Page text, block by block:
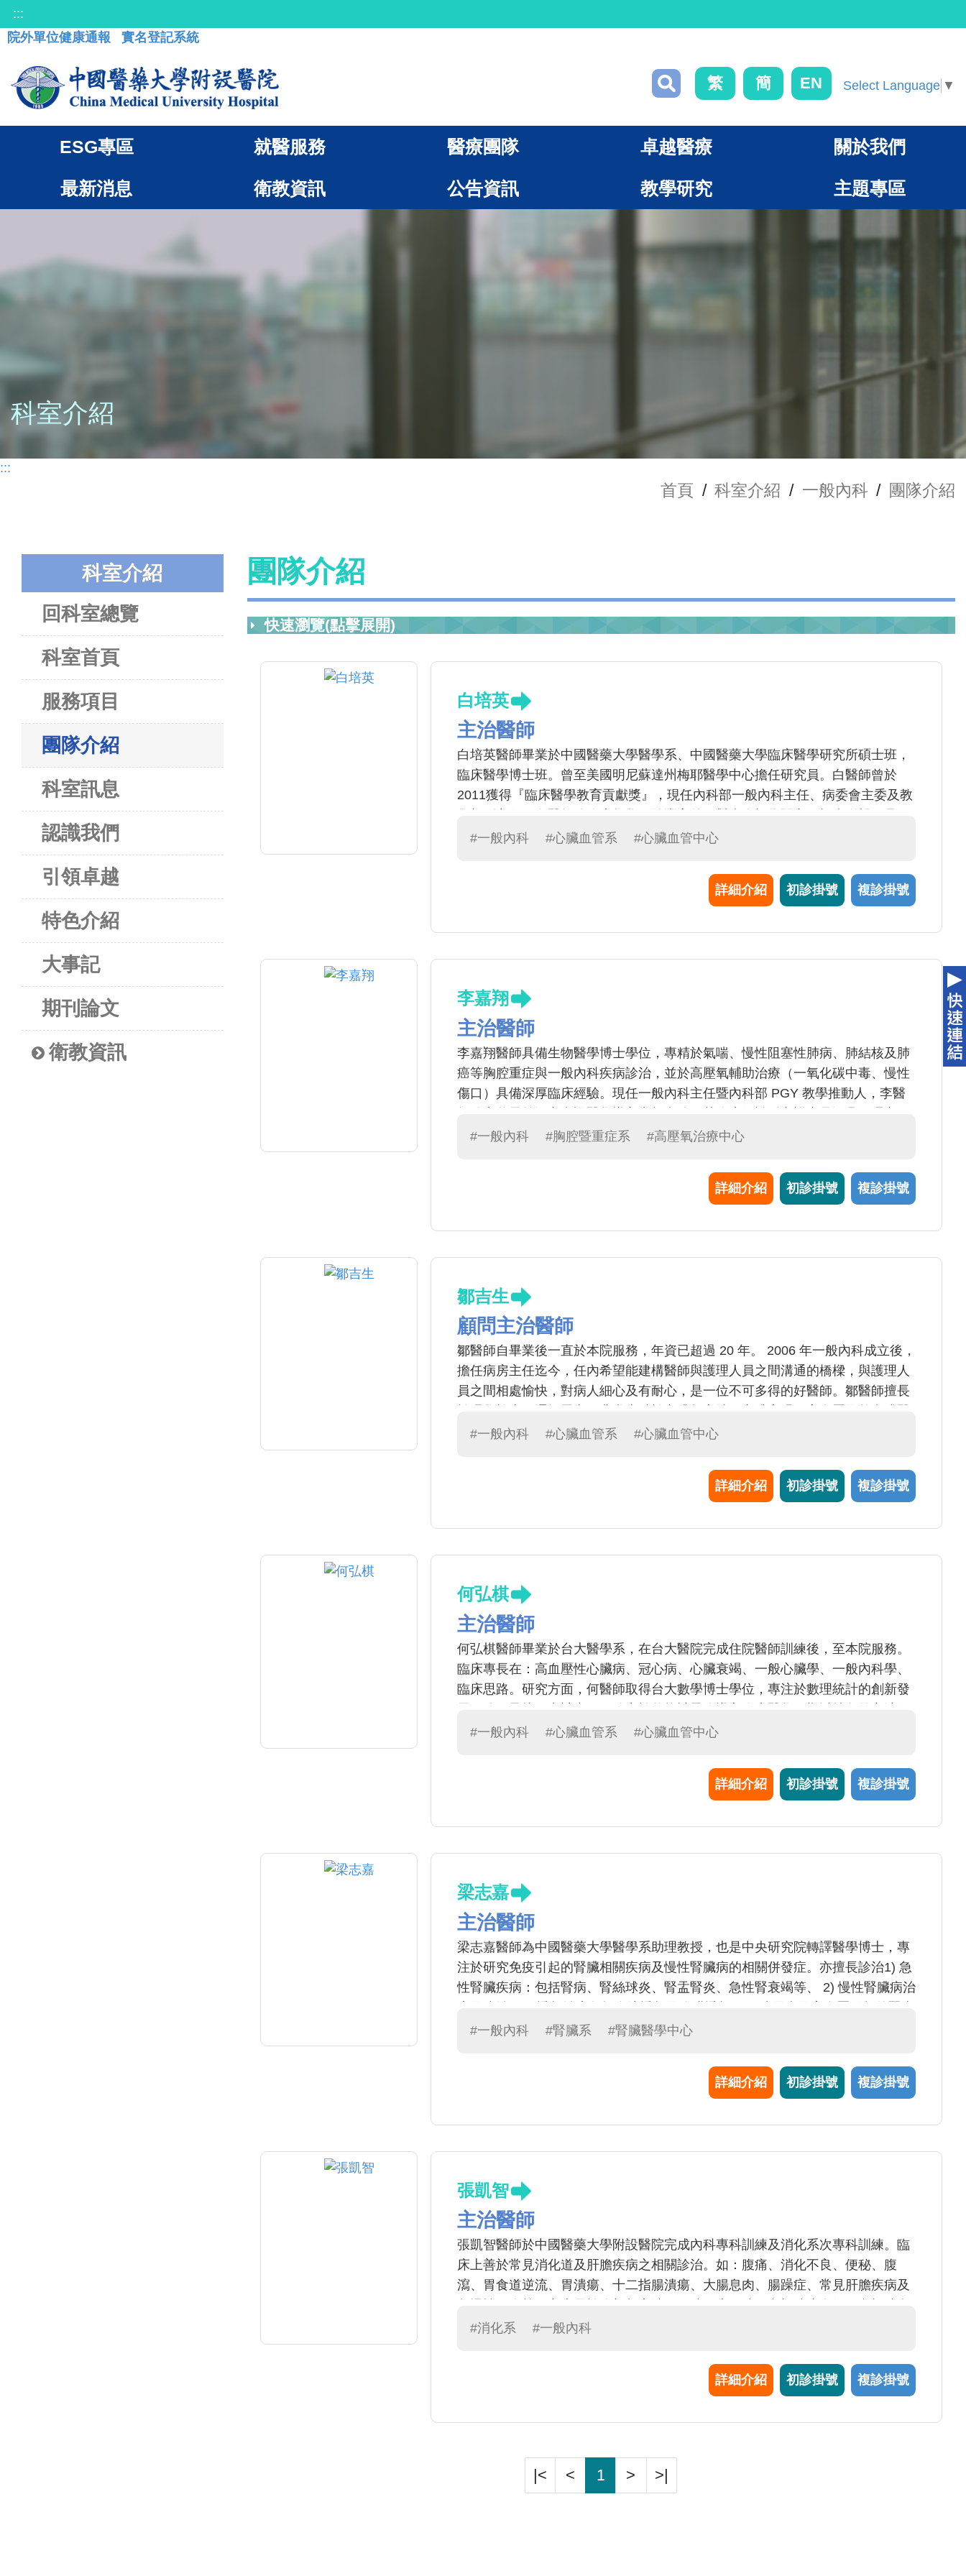
:::
院外單位健康通報
實名登記系統
繁 簡 EN Select Language ▼
ESG專區 就醫服務 醫療團隊 卓越醫療 關於我們
最新消息 衛教資訊 公告資訊 教學研究 主題專區
科室介紹
:::
首頁 / 科室介紹 / 一般內科 / 團隊介紹
科室介紹
回科室總覽
科室首頁
服務項目
團隊介紹
科室訊息
認識我們
引領卓越
特色介紹
大事記
期刊論文
衛教資訊
團隊介紹
快速瀏覽(點擊展開)
白培英
主治醫師
白培英醫師畢業於中國醫藥大學醫學系、中國醫藥大學臨床醫學研究所碩士班，
臨床醫學博士班。曾至美國明尼蘇達州梅耶醫學中心擔任研究員。白醫師曾於
2011獲得『臨床醫學教育貢獻獎』，現任內科部一般內科主任、病委會主委及教
般醫學所重視的精神。 具體優良事蹟有：三次配合JCIA評鑑，並擔任AOP章節
構化及本院系統優化之工作。更於2017台灣醫學教育學會發表論文獲得最佳論文
獎，2018年亦在歐洲醫學教育年會(AMEE)發表醫學教育海報。所帶領之臨床診
一名。
#一般內科 #心臟血管系 #心臟血管中心
詳細介紹 初診掛號 複診掛號
李嘉翔
主治醫師
李嘉翔醫師具備生物醫學博士學位，專精於氣喘、慢性阻塞性肺病、肺結核及肺
癌等胸腔重症與一般內科疾病診治，並於高壓氧輔助治療（一氧化碳中毒、慢性
傷口）具備深厚臨床經驗。現任一般內科主任暨內科部 PGY 教學推動人，李醫
備受病患與家屬信賴。於醫學教育與臨床服務領域皆貢獻卓著，多次榮獲院級
品質，致力建構優質的一般醫學訓練環境，為培育新世代醫師貢獻心力。
#一般內科 #胸腔暨重症系 #高壓氧治療中心
詳細介紹 初診掛號 複診掛號
鄒吉生
顧問主治醫師
鄒醫師自畢業後一直於本院服務，年資已超過 20 年。 2006 年一般內科成立後，
擔任病房主任迄今，任內希望能建構醫師與護理人員之間溝通的橋樑，與護理人
員之間相處愉快，對病人細心及有耐心，是一位不可多得的好醫師。鄒醫師擅長
療領域；工作之餘興趣廣泛，喜歡爬山、游泳，並注重家庭生活，家庭與工作兼
#一般內科 #心臟血管系 #心臟血管中心
詳細介紹 初診掛號 複診掛號
何弘棋
主治醫師
何弘棋醫師畢業於台大醫學系，在台大醫院完成住院醫師訓練後，至本院服務。
臨床專長在：高血壓性心臟病、冠心病、心臟衰竭、一般心臟學、一般內科學、
臨床思路。研究方面，何醫師取得台大數學博士學位，專注於數理統計的創新發
決實際的問題。教學方面，有感於臨床資料不斷地複雜與數據化，臨床醫師若能
開授『統計實證醫學』循環課程，以側重統計推論的方式閱讀最新的醫學文獻。
#一般內科 #心臟血管系 #心臟血管中心
詳細介紹 初診掛號 複診掛號
梁志嘉
主治醫師
梁志嘉醫師為中國醫藥大學醫學系助理教授，也是中央研究院轉譯醫學博士，專
注於研究免疫引起的腎臟相關疾病及慢性腎臟病的相關併發症。亦擅長診治1) 急
性腎臟疾病：包括腎病、腎絲球炎、腎盂腎炎、急性腎衰竭等、 2) 慢性腎臟病治
變、5) 尿液檢驗異常，包括血尿或蛋白尿、6) 電解質異常、7) 全身或局部水
#一般內科 #腎臟系 #腎臟醫學中心
詳細介紹 初診掛號 複診掛號
張凱智
主治醫師
張凱智醫師於中國醫藥大學附設醫院完成內科專科訓練及消化系次專科訓練。臨
床上善於常見消化道及肝膽疾病之相關診治。如：腹痛、消化不良、便秘、腹
瀉、胃食道逆流、胃潰瘍、十二指腸潰瘍、大腸息肉、腸躁症、常見肝膽疾病及
肉切除等檢查及治療。
#消化系 #一般內科
詳細介紹 初診掛號 複診掛號
|< < 1 > >|